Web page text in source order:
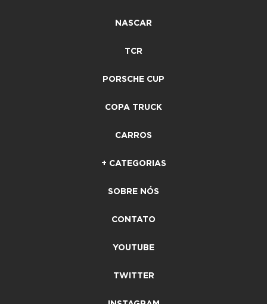
NASCAR
TCR
PORSCHE CUP
COPA TRUCK
CARROS
+ CATEGORIAS
SOBRE NÓS
CONTATO
YOUTUBE
TWITTER